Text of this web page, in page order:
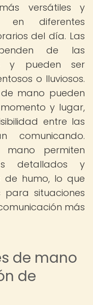
versátiles y
en diferentes
del día. Las
de las
y pueden ser
o lluviosos.
mano pueden
y lugar,
entre las
comunicando.
mano permiten
detallados y
de humo, lo que
situaciones
más
de mano
de